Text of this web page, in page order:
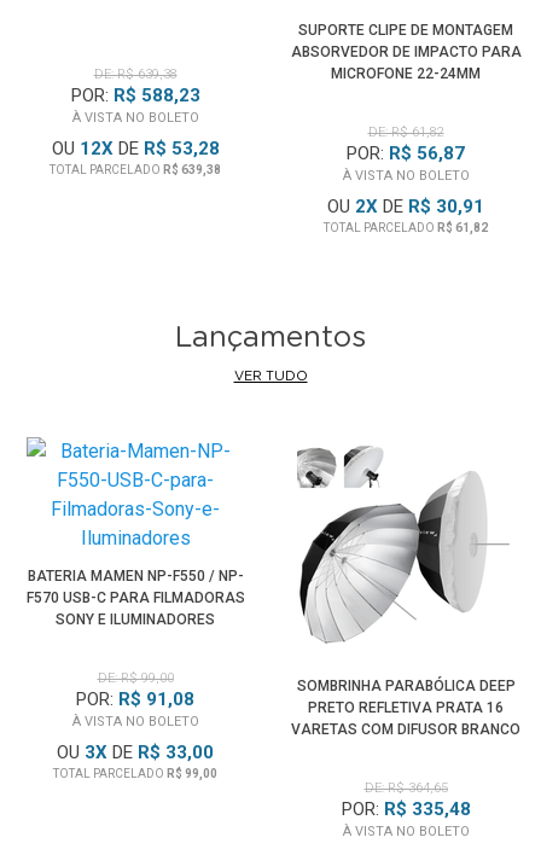
DE: R$ 639,38
POR: R$ 588,23
À VISTA NO BOLETO
OU 12XDE R$ 53,28
TOTAL PARCELADO R$ 639,38
SUPORTE CLIPE DE MONTAGEM
ABSORVEDOR DE IMPACTO PARA
MICROFONE 22-24MM
DE: R$ 61,82
POR: R$ 56,87
À VISTA NO BOLETO
OU 2X DE R$ 30,91
TOTAL PARCELADO R$ 61,82
Lançamentos
VER TUDO
BATERIA MAMEN NP-F550 / NP-
F570 USB-C PARA FILMADORAS
SONY E ILUMINADORES
DE: R$ 99,00
POR: R$ 91,08
À VISTA NO BOLETO
OU 3X DE R$ 33,00
TOTAL PARCELADO R$ 99,00
SOMBRINHA PARABÓLICA DEEP
PRETO REFLETIVA PRATA 16
VARETAS COM DIFUSOR BRANCO
DE: R$ 364,65
POR: R$ 335,48
À VISTA NO BOLETO